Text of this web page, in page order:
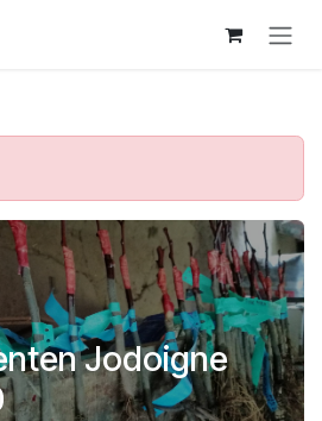
Jodoigne